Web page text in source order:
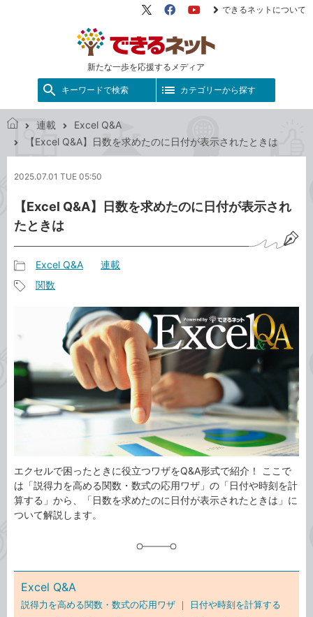
新たな一歩を応援するメディア
X（旧
FacebookYouTube
できるネットについて
キーワードで検索 カテゴリーから探す
ネ
ト
連載
Excel Q&A
【Excel Q&A】日数を求めたのに日付が表示されたときは
2025.07.01 TUE 05:50
【Excel Q&A】日数を求めたのに日付が表示され
たときは
事
リ
Excel Q&A 連載
関数
エクセルで困ったときに役立つワザをQ&A形式で紹介！ ここで
は「説得力を高める関数・数式の応用ワザ」の「日付や時刻を計
算する」から、「日数を求めたのに日付が表示されたときは」に
ついて解説します。
Excel Q&A
説得力を高める関数・数式の応用ワザ ｜ 日付や時刻を計算する